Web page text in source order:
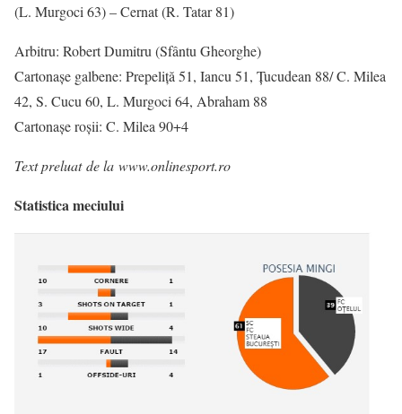
(L. Murgoci 63) – Cernat (R. Tatar 81)
Arbitru: Robert Dumitru (Sfântu Gheorghe)
Cartonașe galbene: Prepeliță 51, Iancu 51, Țucudean 88/ C. Milea
42, S. Cucu 60, L. Murgoci 64, Abraham 88
Cartonașe roșii: C. Milea 90+4
Text preluat de la www.onlinesport.ro
Statistica meciului